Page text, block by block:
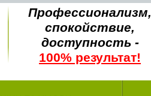
Профессионализм,
спокойствие,
доступность -
100% результат!